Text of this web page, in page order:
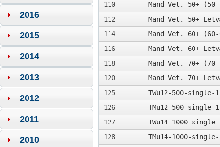
2016
2015
2014
2013
2012
2011
2010
110
Mand Vet. 50+ (50-
112
Mand Vet. 50+
114
Mand Vet. 60+ (60-
116
Mand Vet. 60+
118
Mand Vet. 70+ (70-
120
Mand Vet. 70+
125
TWu12-500-single-1
126
TMu12-500-single-1
127
TWu14-1000-single-
128
TMu14-1000-single-